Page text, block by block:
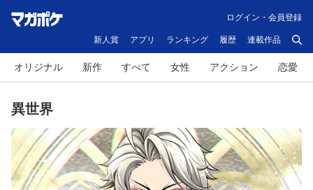
新人賞 アプリ ランキング 履歴 連載作品
ログイン・会員登録
オリジナル 新作 すべて 女性 アクション 恋愛
異世界